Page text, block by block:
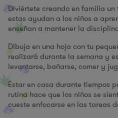
Diviértete creando en familia
estas ayudan a los niños a
enseñan a mantener la
Dibuja en una hoja con tu
realizará durante la semana y
levantarse, bañarse, comer y
Estar en casa durante tiempos
rutina hace que los niños se
cueste enfocarse en las tareas